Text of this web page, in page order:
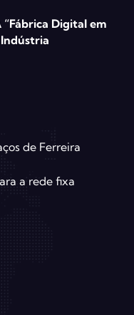
“Fábrica Digital em
de Ferreira
a rede fixa